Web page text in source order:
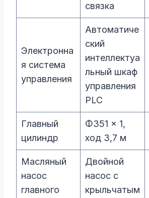
связка
Электронна
я система
управления
Автоматиче
ский
интеллектуа
льный шкаф
управления
PLC
Главный
цилиндр
Φ351 × 1,
ход 3,7 м
Масляный
насос
главного
Двойной
насос с
крыльчатым